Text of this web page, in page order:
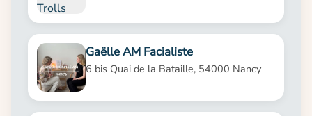
Gaëlle AM Facialiste
6 bis Quai de la Bataille, 54000 Nancy